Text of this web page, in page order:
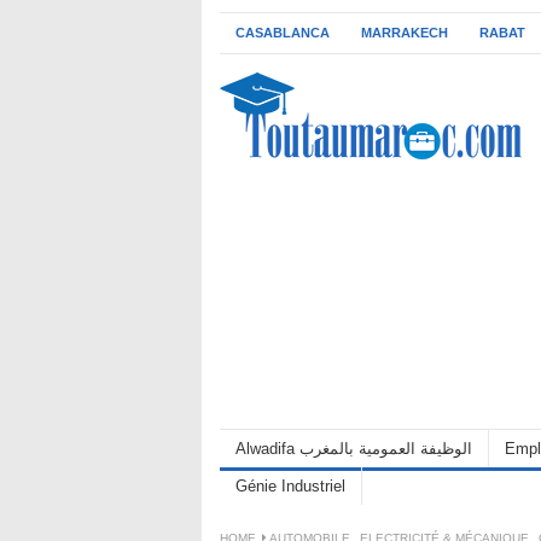
CASABLANCA MARRAKECH RABAT
Alwadifa الوظيفة العمومية بالمغرب
Génie Industriel
HOME AUTOMOBILE ELECTRICITÉ & MÉCANIQUE